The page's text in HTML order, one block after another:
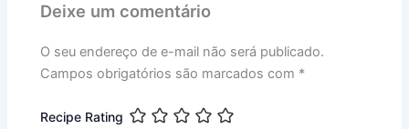
Deixe um comentário
O seu endereço de e-mail não será publicado.
Campos obrigatórios são marcados com *
Recipe Rating